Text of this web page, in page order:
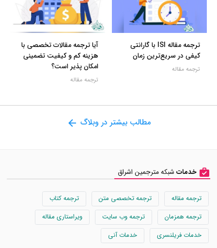
ترجمه مقاله ISI با گارانتی
کیفی در سریع‌ترین زمان
ترجمه مقاله
آیا ترجمه مقالات تخصصی با
هزینه کم و کیفیت تضمینی
امکان پذیر است؟
ترجمه مقاله
مطالب بیشتر در وبلاگ
خدمات شبکه مترجمین اشراق
ترجمه مقاله ترجمه تخصصی متن
ترجمه کتاب
ترجمه همزمان
ترجمه وب سایت
ویراستاری مقاله
خدمات فریلنسری
خدمات آنی